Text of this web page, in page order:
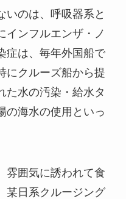
のは、呼吸器系と
インフルエンザ・ノ
症は、毎年外国船で
にクルーズ船から提
た水の汚染・給水タ
の海水の使用といっ
囲気に誘われて食
某日系クルージング